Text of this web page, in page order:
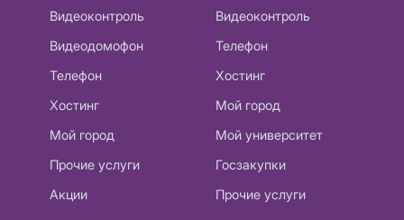
Видеоконтроль
Видеодомофон
Телефон
Хостинг
Мой город
Прочие услуги
Акции
Видеоконтроль
Телефон
Хостинг
Мой город
Мой университет
Госзакупки
Прочие услуги